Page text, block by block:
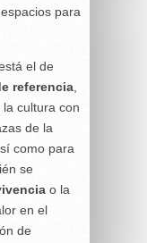
para
el de
referencia
cultura con
de la
como para
se
o la
en el
de